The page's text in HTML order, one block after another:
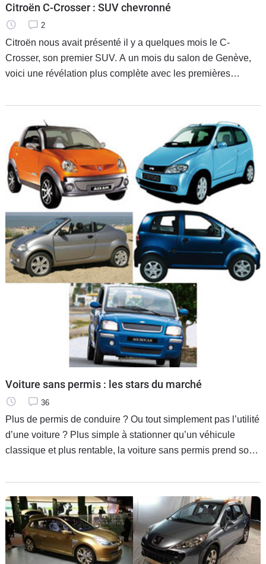
Citroën C-Crosser : SUV chevronné
2
Citroën nous avait présenté il y a quelques mois le C-
Crosser, son premier SUV. A un mois du salon de Genève,
voici une révélation plus complète avec les premières
Voiture sans permis : les stars du marché
36
Plus de permis de conduire ? Ou tout simplement pas l’utilité
d’une voiture ? Plus simple à stationner qu’un véhicule
classique et plus rentable, la voiture sans permis prend son